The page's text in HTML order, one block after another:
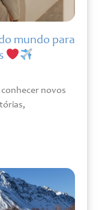
mundo para
novos